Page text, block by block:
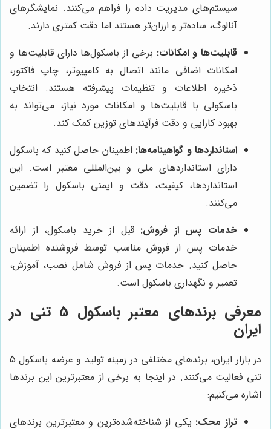
سیستم‌های مدیریت داده را فراهم می‌کنند. نمایشگرهای
آنالوگ، ساده‌تر و ارزان‌تر هستند اما دقت کمتری دارند.
قابلیت‌ها و امکانات: برخی از باسکول‌ها دارای قابلیت‌ها و
امکانات اضافی مانند اتصال به کامپیوتر، چاپ فاکتور،
ذخیره اطلاعات و تنظیمات پیشرفته هستند. انتخاب
باسکولی با قابلیت‌ها و امکانات مورد نیاز، می‌تواند به
بهبود کارایی و دقت فرآیندهای توزین کمک کند.
استانداردها و گواهینامه‌ها: اطمینان حاصل کنید که باسکول
دارای استانداردهای ملی و بین‌المللی معتبر است. این
استانداردها، کیفیت، دقت و ایمنی باسکول را تضمین
می‌کنند.
خدمات پس از فروش: قبل از خرید باسکول، از ارائه
خدمات پس از فروش مناسب توسط فروشنده اطمینان
حاصل کنید. خدمات پس از فروش شامل نصب، آموزش،
تعمیر و نگهداری باسکول است.
معرفی برندهای معتبر باسکول 5 تنی در
ایران
در بازار ایران، برندهای مختلفی در زمینه تولید و عرضه باسکول 5
تنی فعالیت می‌کنند. در اینجا به برخی از معتبرترین این برندها
اشاره می‌کنیم:
تراز محک: یکی از شناخته‌شده‌ترین و معتبرترین برندهای